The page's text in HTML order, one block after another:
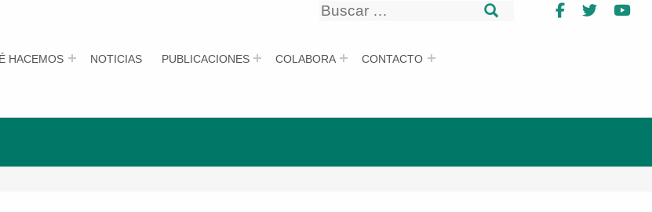
HACEMOS NOTICIAS PUBLICACIONES COLABORA CONTACTO
Buscar
Facebook
Twitter